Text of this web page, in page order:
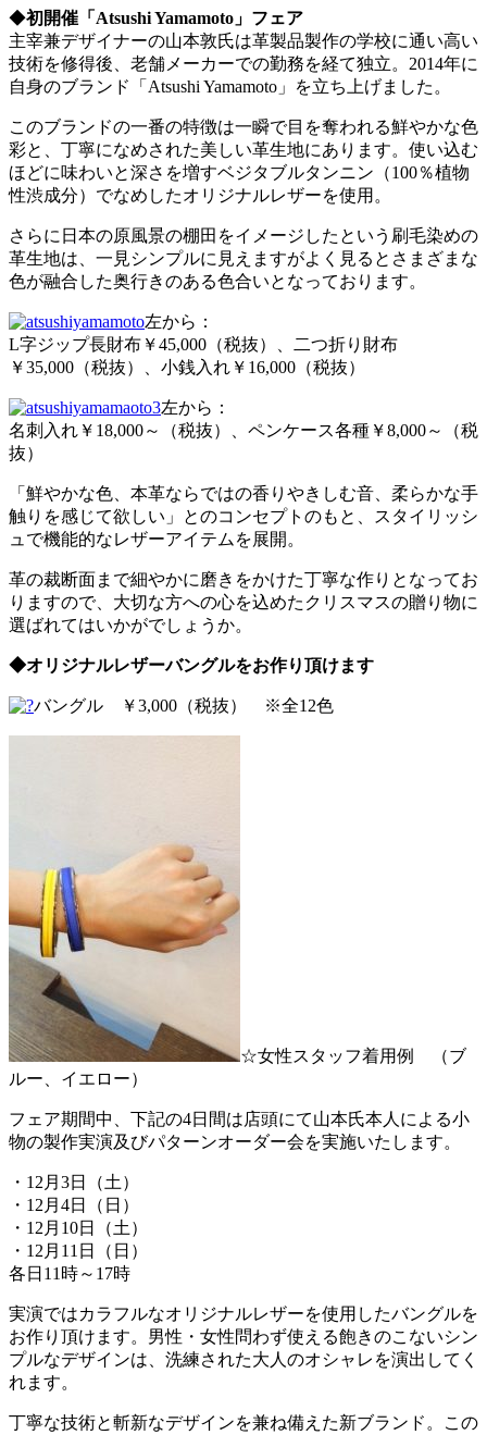
◆初開催「Atsushi Yamamoto」フェア
主宰兼デザイナーの山本敦氏は革製品製作の学校に通い高い
技術を修得後、老舗メーカーでの勤務を経て独立。2014年に
自身のブランド「Atsushi Yamamoto」を立ち上げました。
このブランドの一番の特徴は一瞬で目を奪われる鮮やかな色
彩と、丁寧になめされた美しい革生地にあります。使い込む
ほどに味わいと深さを増すベジタブルタンニン（100％植物
性渋成分）でなめしたオリジナルレザーを使用。
さらに日本の原風景の棚田をイメージしたという刷毛染めの
革生地は、一見シンプルに見えますがよく見るとさまざまな
色が融合した奥行きのある色合いとなっております。
左から：
L字ジップ長財布￥45,000（税抜）、二つ折り財布
￥35,000（税抜）、小銭入れ￥16,000（税抜）
左から：
名刺入れ￥18,000～（税抜）、ペンケース各種￥8,000～（税
抜）
「鮮やかな色、本革ならではの香りやきしむ音、柔らかな手
触りを感じて欲しい」とのコンセプトのもと、スタイリッシ
ュで機能的なレザーアイテムを展開。
革の裁断面まで細やかに磨きをかけた丁寧な作りとなってお
りますので、大切な方への心を込めたクリスマスの贈り物に
選ばれてはいかがでしょうか。
◆オリジナルレザーバングルをお作り頂けます
バングル ￥3,000（税抜） ※全12色
☆女性スタッフ着用例 （ブ
ルー、イエロー）
フェア期間中、下記の4日間は店頭にて山本氏本人による小
物の製作実演及びパターンオーダー会を実施いたします。
・12月3日（土）
・12月4日（日）
・12月10日（土）
・12月11日（日）
各日11時～17時
実演ではカラフルなオリジナルレザーを使用したバングルを
お作り頂けます。男性・女性問わず使える飽きのこないシン
プルなデザインは、洗練された大人のオシャレを演出してく
れます。
丁寧な技術と斬新なデザインを兼ね備えた新ブランド。この